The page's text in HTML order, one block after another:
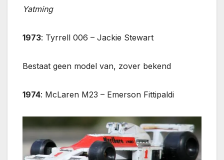
Yatming
1973: Tyrrell 006 – Jackie Stewart
Bestaat geen model van, zover bekend
1974: McLaren M23 – Emerson Fittipaldi